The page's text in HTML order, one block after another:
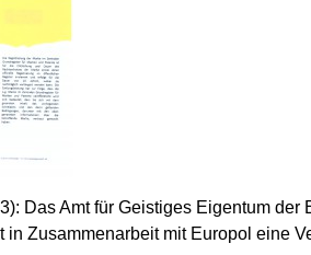
Das Amt für Geistiges Eigentum
in Zusammenarbeit mit Europol eine